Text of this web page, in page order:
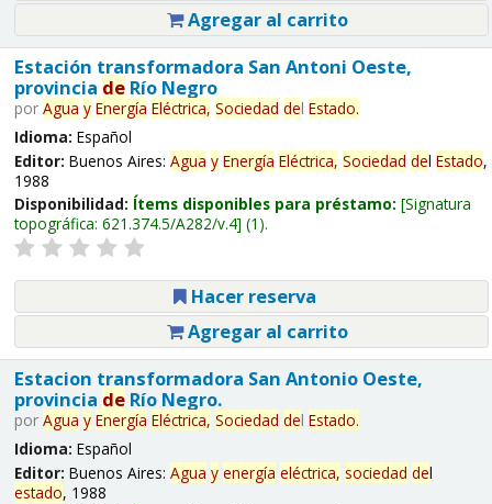
Agregar al carrito
Estación transformadora San Antoni Oeste,
provincia deRío Negro
por Agua y Energía Eléctrica, Sociedad del Estado.
Idioma: Español
Editor: Buenos Aires: Agua y Energía Eléctrica, Sociedad del Estado,
1988
Disponibilidad: Ítems disponibles para préstamo: Signatura
topográfica: 621.374.5/A282/v.4 (1).
Hacer reserva
Agregar al carrito
Estacion transformadora San Antonio Oeste,
provincia deRío Negro.
por Agua y Energía Eléctrica, Sociedad del Estado.
Idioma: Español
Editor: Buenos Aires: Agua y energía eléctrica, sociedad del
estado, 1988